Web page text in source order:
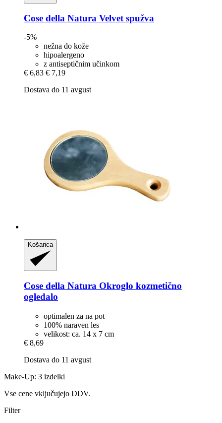
Cose della Natura Velvet spužva
-5%
nežna do kože
hipoalergeno
z antiseptičnim učinkom
€ 6,83 € 7,19
Dostava do 11 avgust
Košarica
Cose della Natura Okroglo kozmetično
ogledalo
optimalen za na pot
100% naraven les
velikost: ca. 14 x 7 cm
€ 8,69
Dostava do 11 avgust
Make-Up: 3 izdelki
Vse cene vključujejo DDV.
Filter